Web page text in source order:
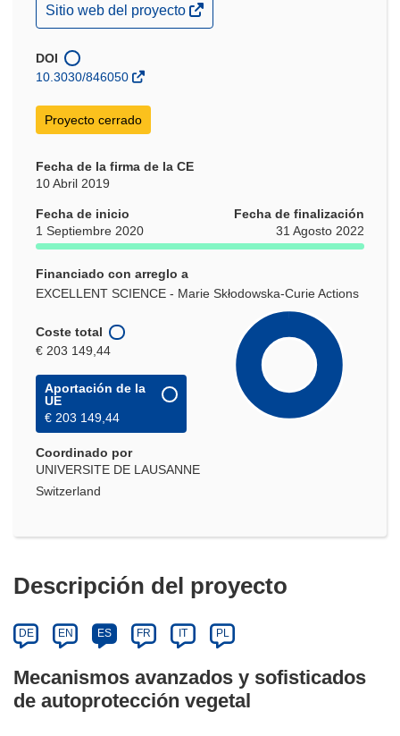
(se
abrirá
una
nueva
Sitio web del proyecto
DOI
10.3030/846050
Proyecto cerrado
Fecha de la firma de la CE
10 Abril 2019
Fecha de inicio
1 Septiembre 2020
Fecha de finalización
31 Agosto 2022
Financiado con arreglo a
EXCELLENT SCIENCE - Marie Skłodowska-Curie Actions
Coste total
€ 203 149,44
Aportación de la
UE
€ 203 149,44
Coordinado por
UNIVERSITE DE LAUSANNE
Switzerland
Descripción del proyecto
DE EN ES FR IT PL
Mecanismos avanzados y sofisticados
de autoprotección vegetal